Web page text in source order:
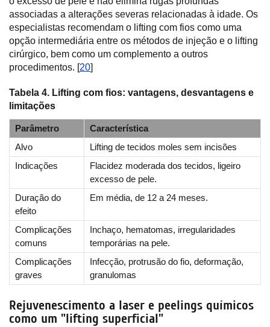
associadas a alterações severas relacionadas à idade. Os
especialistas recomendam o lifting com fios como uma
opção intermediária entre os métodos de injeção e o lifting
cirúrgico, bem como um complemento a outros
procedimentos. [20]
Tabela 4. Lifting com fios: vantagens, desvantagens e
limitações
Parâmetro
Característica
Alvo
Lifting de tecidos moles sem incisões
Indicações
Flacidez moderada dos tecidos, ligeiro
excesso de pele.
Duração do
efeito
Em média, de 12 a 24 meses.
Complicações
comuns
Inchaço, hematomas, irregularidades
temporárias na pele.
Complicações
graves
Infecção, protrusão do fio, deformação,
granulomas
Rejuvenescimento a laser e peelings químicos
como um "lifting superficial"